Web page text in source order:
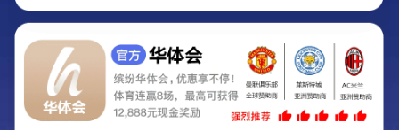
Hey Guys!
我们即将上线啦...